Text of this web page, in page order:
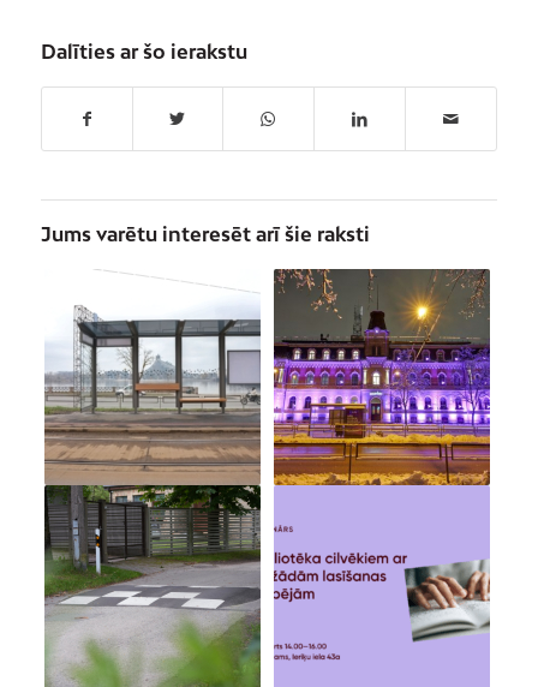
Dalīties ar šo ierakstu
Jums varētu interesēt arī šie raksti